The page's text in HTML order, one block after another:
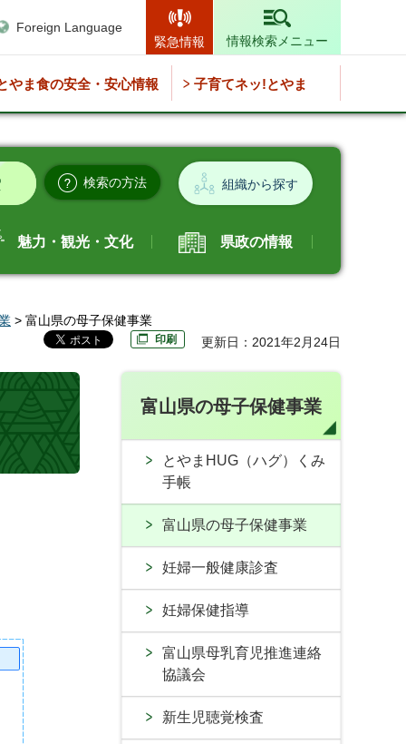
Foreign Language
緊急情報
情報検索メニュー
やま食の安全・安心情報 子育てネッ!とやま
検索の方法 組織から探す
魅力・観光・文化 県政の情報
> 富山県の母子保健事業
印刷 更新日：2021年2月24日
富山県の母子保健事業
とやまHUG（ハグ）くみ
手帳
富山県の母子保健事業
妊婦一般健康診査
妊婦保健指導
富山県母乳育児推進連絡
協議会
新生児聴覚検査